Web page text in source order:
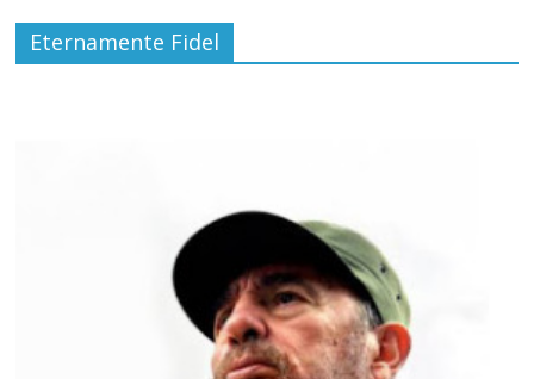
Eternamente Fidel